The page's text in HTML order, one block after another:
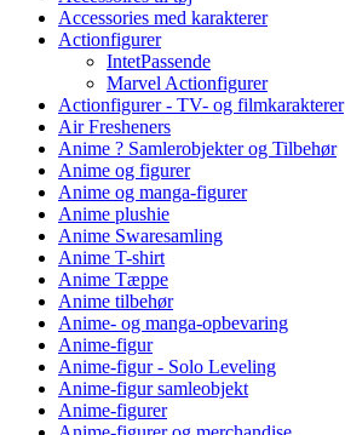
Accessories med karakterer
Actionfigurer
IntetPassende
Marvel Actionfigurer
Actionfigurer - TV- og filmkarakterer
Air Fresheners
Anime ? Samlerobjekter og Tilbehør
Anime og figurer
Anime og manga-figurer
Anime plushie
Anime Swaresamling
Anime T-shirt
Anime Tæppe
Anime tilbehør
Anime- og manga-opbevaring
Anime-figur
Anime-figur - Solo Leveling
Anime-figur samleobjekt
Anime-figurer